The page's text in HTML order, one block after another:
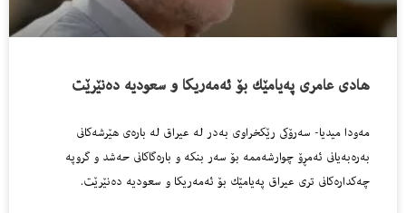
هادى عامرى په‌یامێك بۆ ئه‌مه‌ریكا و سعودیه‌ ده‌نێرێت
مه‌ودا میدیا- سه‌رۆكى رێكخراوى به‌در له‌ عیراق له‌ باره‌ى هێرشه‌كانى
به‌ره‌به‌یانى ئه‌مڕۆ چوارشه‌ممه‌ بۆ سه‌ر بنكه‌ و باره‌گاكانى حه‌شد و گروپه‌
چه‌كداره‌كانى ترى عیراق په‌یامێك بۆ ئه‌مه‌ریكا و سعودیه‌ ده‌نێرێت.